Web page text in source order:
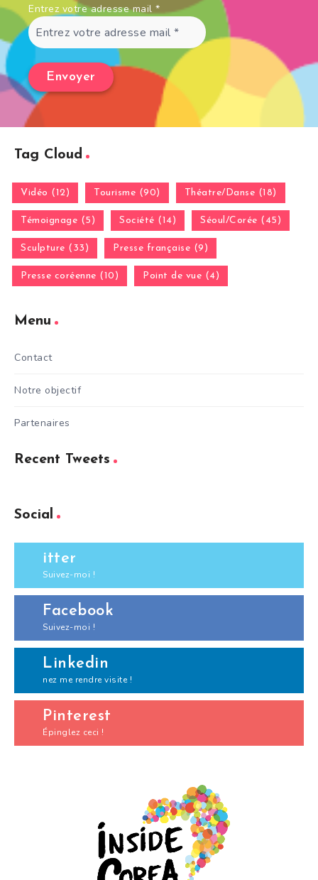
Entrez votre adresse mail *
Tag Cloud
Vidéo (12) Tourisme (90) Théatre/Danse (18)
Témoignage (5) Société (14) Séoul/Corée (45)
Sculpture (33) Presse française (9)
Presse coréenne (10) Point de vue (4)
Menu
Contact
Notre objectif
Partenaires
Recent Tweets
Social
itter
Suivez-moi !
Facebook
Suivez-moi !
Linkedin
nez me rendre visite !
Pinterest
Épinglez ceci !